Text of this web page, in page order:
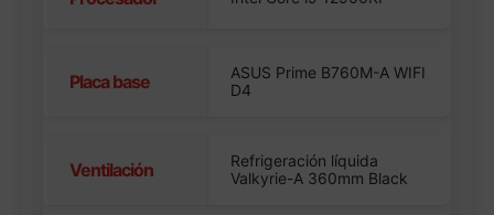
Placa base
ASUS Prime B760M-A WIFI
D4
Ventilación
Refrigeración líquida
Valkyrie-A 360mm Black